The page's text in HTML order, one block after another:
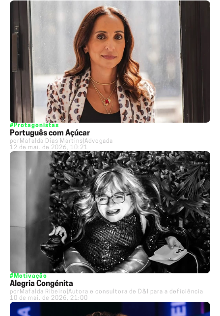
#Protagonistas
Português com Açúcar
por Mafalda Dias Martins Advogada
12 de mai. de 2026, 10:21
#Motivação
Alegria Congénita
por Mafalda Ribeiro Autora e consultora de D&I para a deficiência
10 de mai. de 2026, 21:00